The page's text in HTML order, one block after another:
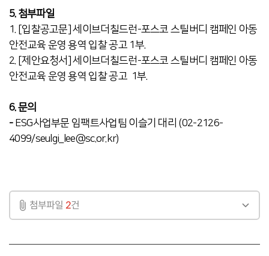
5. 첨부파일
1. [입찰공고문]세이브더칠드런-포스코스틸버디 캠페인 아동
안전교육 운영 용역 입찰 공고1부.
2. [제 안요청서]세이브더칠드런-포스코 스틸버디 캠페인 아동
안전교육 운영 용역 입찰 공고 1부.
6. 문의
- ESG사업부문 임팩트사업팀 이슬기 대리 (02-2126-
4099/seulgi_lee@sc.or.kr)
첨부파일 2건